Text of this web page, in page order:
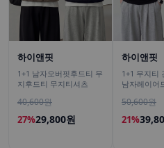
하이앤핏
1+1 남자오버핏후드티 무
지후드티 무지티셔츠
40,600원
27%29,800원
하이앤핏
1+1 무지티
남자레이어
50,600원
21%